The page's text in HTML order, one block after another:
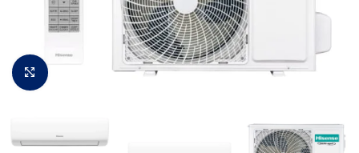
Padidinti vaizdą